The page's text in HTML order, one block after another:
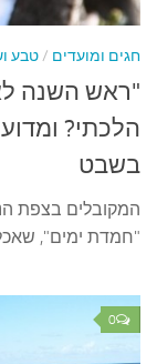
עצות סבתא
הבלוגים
קשר משפחתי
הנכד
כתבו אלינו
ומועדים/טבע
השנה
ומדוע
ימים", שאכלו בו 30 מיני פֵרות ושתו בו ארבע
0